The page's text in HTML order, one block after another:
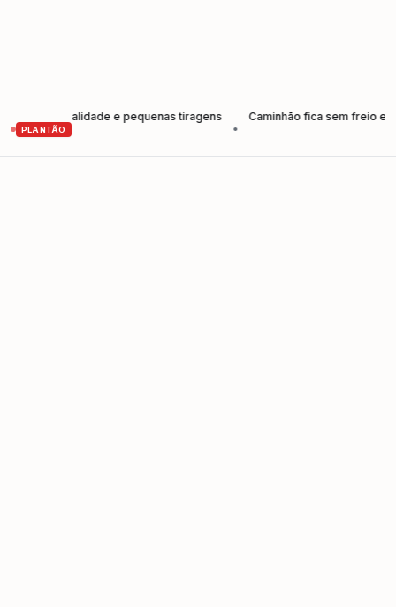
PLANTÃO
qualidade e pequenas tiragens
Caminhão fica sem freio e provoca